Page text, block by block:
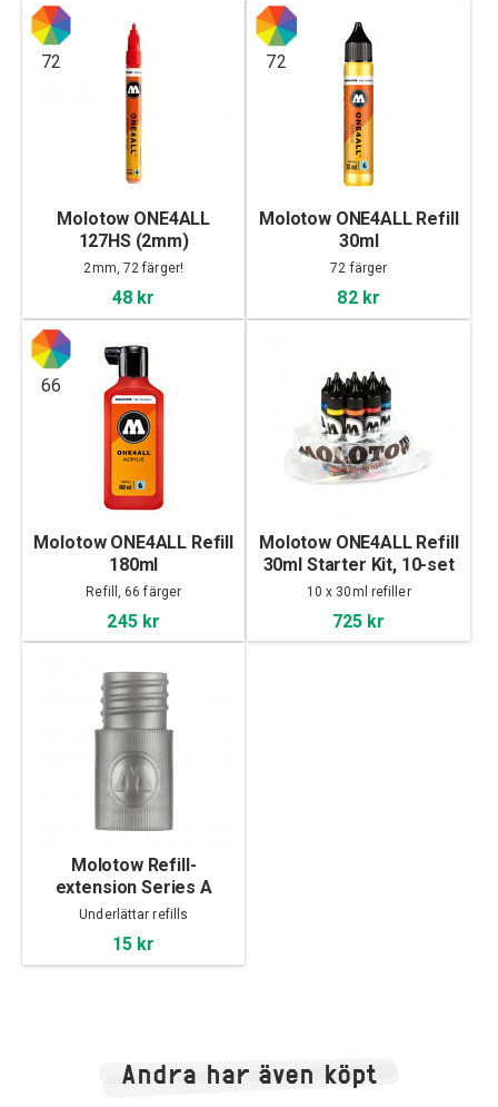
72
Molotow ONE4ALL
127HS (2mm)
2mm, 72 färger!
48 kr
72
Molotow ONE4ALL Refill
30ml
72 färger
82 kr
66
Molotow ONE4ALL Refill
180ml
Refill, 66 färger
245 kr
Molotow ONE4ALL Refill
30ml Starter Kit, 10-set
10 x 30ml refiller
725 kr
Molotow Refill-
extension Series A
Underlättar refills
15 kr
Andra har även köpt